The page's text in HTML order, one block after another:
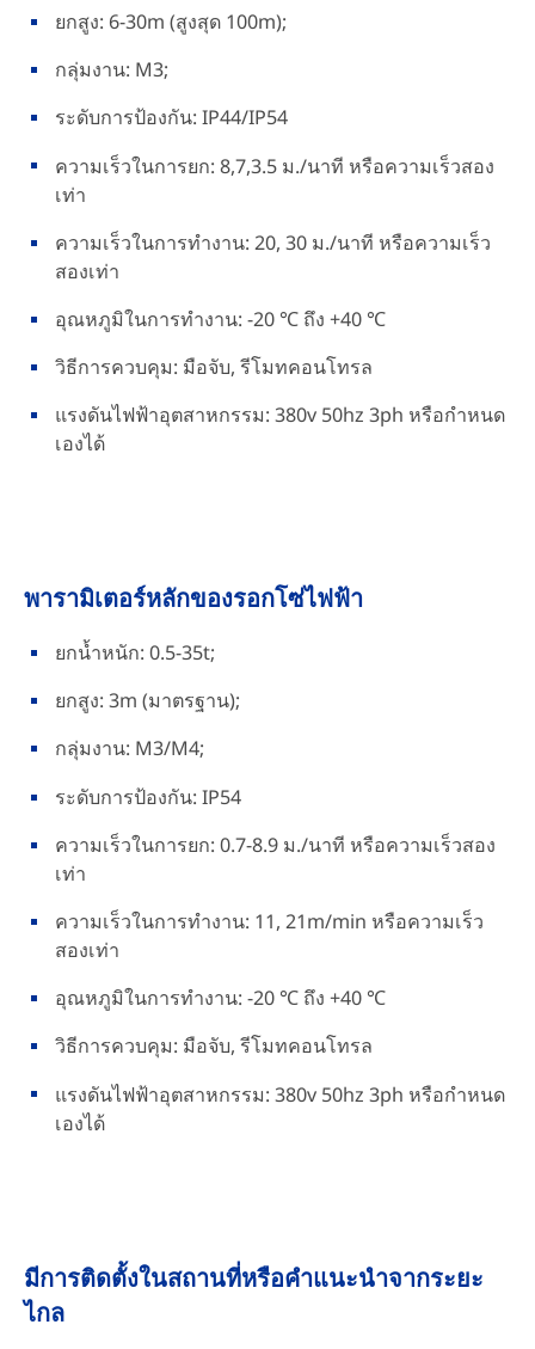
ยกสูง: 6-30m (สูงสุด 100m);
กลุ่มงาน: M3;
ระดับการป้องกัน: IP44/IP54
ความเร็วในการยก: 8,7,3.5 ม./นาที หรือความเร็วสอง
เท่า
ความเร็วในการทำงาน: 20, 30 ม./นาที หรือความเร็ว
สองเท่า
อุณหภูมิในการทำงาน: -20 ℃ ถึง +40 ℃
วิธีการควบคุม: มือจับ, รีโมทคอนโทรล
แรงดันไฟฟ้าอุตสาหกรรม: 380v 50hz 3ph หรือกำหนด
เองได้
พารามิเตอร์หลักของรอกโซ่ไฟฟ้า
ยกน้ำหนัก: 0.5-35t;
ยกสูง: 3m (มาตรฐาน);
กลุ่มงาน: M3/M4;
ระดับการป้องกัน: IP54
ความเร็วในการยก: 0.7-8.9 ม./นาที หรือความเร็วสอง
เท่า
ความเร็วในการทำงาน: 11, 21m/min หรือความเร็ว
สองเท่า
อุณหภูมิในการทำงาน: -20 ℃ ถึง +40 ℃
วิธีการควบคุม: มือจับ, รีโมทคอนโทรล
แรงดันไฟฟ้าอุตสาหกรรม: 380v 50hz 3ph หรือกำหนด
เองได้
มีการติดตั้งในสถานที่หรือคำแนะนำจากระยะ
ไกล